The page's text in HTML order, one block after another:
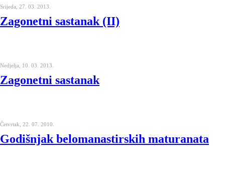
Srijeda, 27. 03. 2013.
Zagonetni sastanak (II)
Nedjelja, 10. 03. 2013.
Zagonetni sastanak
Četvrtak, 22. 07. 2010.
Godišnjak belomanastirskih maturanata